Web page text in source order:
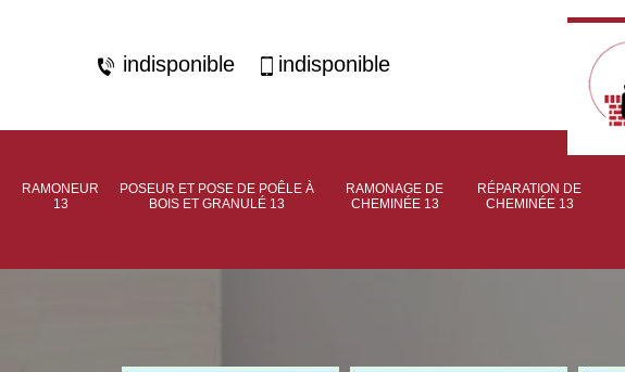
indisponible indisponible
RAMONEUR
13
POSEUR ET POSE DE POÊLE À
BOIS ET GRANULÉ 13
RAMONAGE DE
CHEMINÉE 13
RÉPARATION DE
CHEMINÉE 13